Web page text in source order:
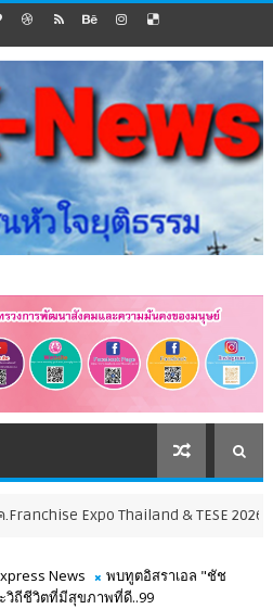
Thailand & TESE 2026 พบทัพธุ
News
พบทูตอิสราเอล "ชัช
วิถีชีวิตที่มีสุขภาพที่ดี..99